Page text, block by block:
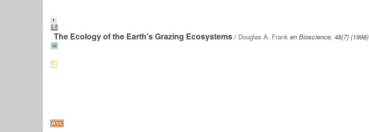
The Ecology of the Earth's Grazing Ecosystems / Douglas A. Frank en Bioscience, 48(7) (1998)